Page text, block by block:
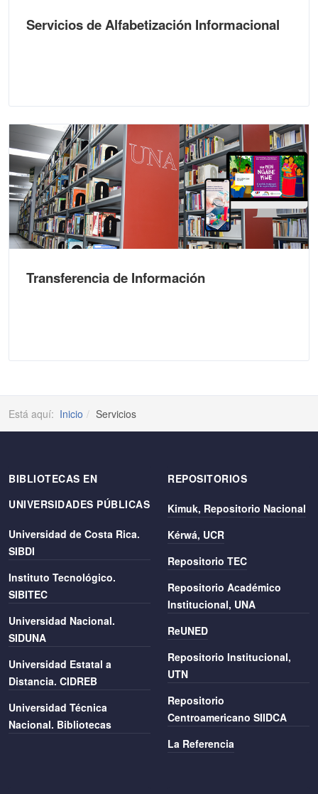
Servicios de Alfabetización Informacional
Transferencia de Información
Está aquí: Inicio Servicios
BIBLIOTECAS EN
UNIVERSIDADES PÚBLICAS
Universidad de Costa Rica.
SIBDI
Instituto Tecnológico.
SIBITEC
Universidad Nacional.
SIDUNA
Universidad Estatal a
Distancia. CIDREB
Universidad Técnica
Nacional. Bibliotecas
REPOSITORIOS
Kimuk, Repositorio Nacional
Kérwá, UCR
Repositorio TEC
Repositorio Académico
Institucional, UNA
ReUNED
Repositorio Institucional,
UTN
Repositorio
Centroamericano SIIDCA
La Referencia